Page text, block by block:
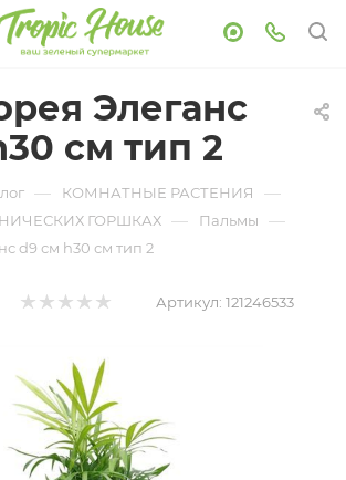
Элеганс
см тип 2
— КОМНАТНЫЕ РАСТЕНИЯ —
ГОРШКАХ — Пальмы —
d9 см h30 см тип 2
Артикул: 121246533